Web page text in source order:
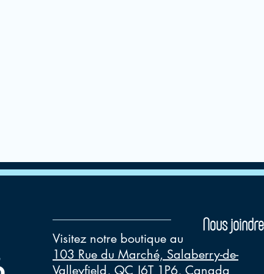
Visitez notre boutique au
103 Rue du Marché, Salaberry-de-
Valleyfield, QC J6T 1P6, Canada
Nous joindre